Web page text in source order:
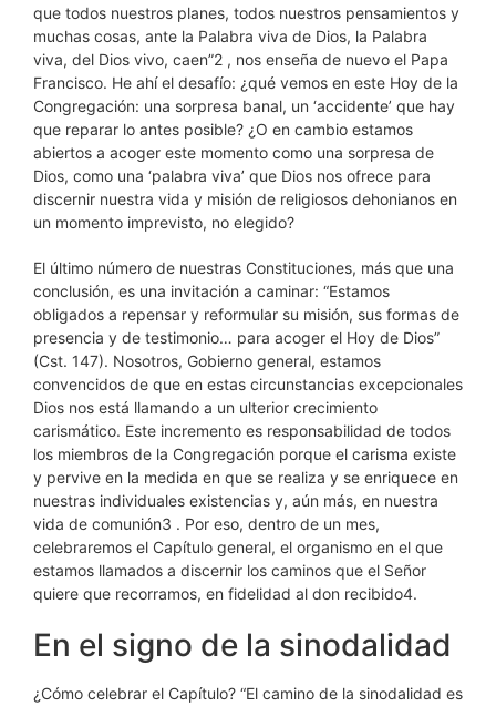
que todos nuestros planes, todos nuestros pensamientos y
muchas cosas, ante la Palabra viva de Dios, la Palabra
viva, del Dios vivo, caen”2 , nos enseña de nuevo el Papa
Francisco. He ahí el desafío: ¿qué vemos en este Hoy de la
Congregación: una sorpresa banal, un ‘accidente’ que hay
que reparar lo antes posible? ¿O en cambio estamos
abiertos a acoger este momento como una sorpresa de
Dios, como una ‘palabra viva’ que Dios nos ofrece para
discernir nuestra vida y misión de religiosos dehonianos en
un momento imprevisto, no elegido?
El último número de nuestras Constituciones, más que una
conclusión, es una invitación a caminar: “Estamos
obligados a repensar y reformular su misión, sus formas de
presencia y de testimonio… para acoger el Hoy de Dios”
(Cst. 147). Nosotros, Gobierno general, estamos
convencidos de que en estas circunstancias excepcionales
Dios nos está llamando a un ulterior crecimiento
carismático. Este incremento es responsabilidad de todos
los miembros de la Congregación porque el carisma existe
y pervive en la medida en que se realiza y se enriquece en
nuestras individuales existencias y, aún más, en nuestra
vida de comunión3 . Por eso, dentro de un mes,
celebraremos el Capítulo general, el organismo en el que
estamos llamados a discernir los caminos que el Señor
quiere que recorramos, en fidelidad al don recibido4.
En el signo de la sinodalidad
¿Cómo celebrar el Capítulo? “El camino de la sinodalidad es